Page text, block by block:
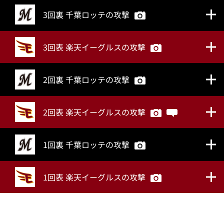
3回裏 千葉ロッテの攻撃
3回表 楽天イーグルスの攻撃
2回裏 千葉ロッテの攻撃
2回表 楽天イーグルスの攻撃
1回裏 千葉ロッテの攻撃
1回表 楽天イーグルスの攻撃